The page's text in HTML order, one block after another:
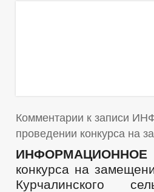
Комментарии к записи
проведении конкурса на
конкурса на
Курчалинского